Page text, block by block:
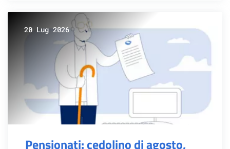
20 Lug 2026
Pensionati: cedolino di agosto,